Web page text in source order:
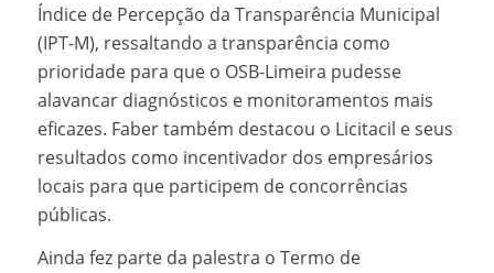
Índice de Percepção da Transparência Municipal
(IPT-M), ressaltando a transparência como
prioridade para que o OSB-Limeira pudesse
alavancar diagnósticos e monitoramentos mais
eficazes. Faber também destacou o Licitacil e seus
resultados como incentivador dos empresários
locais para que participem de concorrências
públicas.
Ainda fez parte da palestra o Termo de